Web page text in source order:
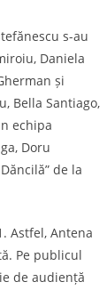
s-au
Daniela
și
Bella Santiago,
echipa
Doru
de la
Antena
Pe publicul
de audiență